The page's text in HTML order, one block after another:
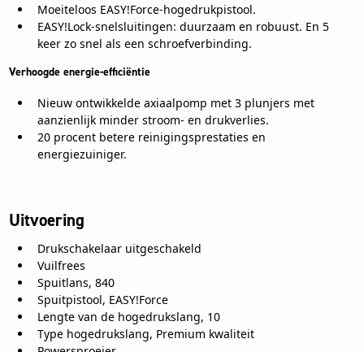
Moeiteloos EASY!Force-hogedrukpistool.
EASY!Lock-snelsluitingen: duurzaam en robuust. En 5
keer zo snel als een schroefverbinding.
Verhoogde energie-efficiëntie
Nieuw ontwikkelde axiaalpomp met 3 plunjers met
aanzienlijk minder stroom- en drukverlies.
20 procent betere reinigingsprestaties en
energiezuiniger.
Uitvoering
Drukschakelaar uitgeschakeld
Vuilfrees
Spuitlans, 840
Spuitpistool, EASY!Force
Lengte van de hogedrukslang, 10
Type hogedrukslang, Premium kwaliteit